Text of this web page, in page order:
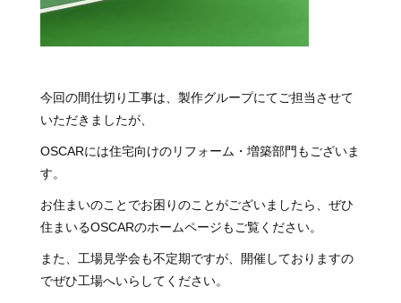
今回の間仕切り工事は、製作グループにてご担当させて
いただきましたが、
OSCARには住宅向けのリフォーム・増築部門もございま
す。
お住まいのことでお困りのことがございましたら、ぜひ
住まいるOSCARのホームページもご覧ください。
また、工場見学会も不定期ですが、開催しておりますの
でぜひ工場へいらしてください。